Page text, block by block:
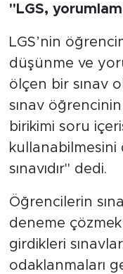
"LGS,
LGS’nin
düşünme ve
ölçen bir sınav
sınav
birikimi soru
kullanabilmesini
sınavıdır" dedi.
Öğrencilerin
deneme
girdikleri
odaklanmaları